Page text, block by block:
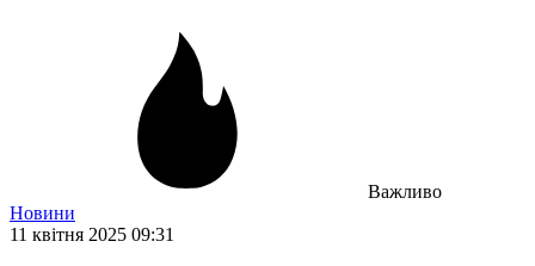
Важливо
Новини
11 квітня 2025 09:31